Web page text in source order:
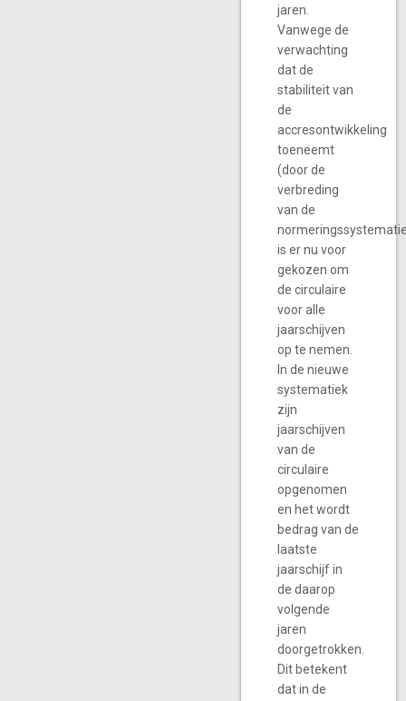
jaren.
Vanwege de
verwachting
dat de
stabiliteit van
de
accresontwikkeling
toeneemt
(door de
verbreding
van de
is er nu voor
gekozen om
de circulaire
voor alle
jaarschijven
op te nemen.
In de nieuwe
systematiek
zijn
jaarschijven
van de
circulaire
opgenomen
en het wordt
bedrag van de
laatste
jaarschijf in
de daarop
volgende
jaren
doorgetrokken.
Dit betekent
dat in de